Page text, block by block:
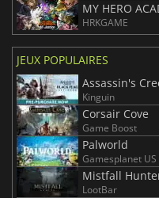
MY HERO
HRKGAME
JEUX POPULAIRES
Assassin's
Kinguin
Corsair Cove
Game Boost
Palworld
Gamesplanet US
Mistfall
LootBar